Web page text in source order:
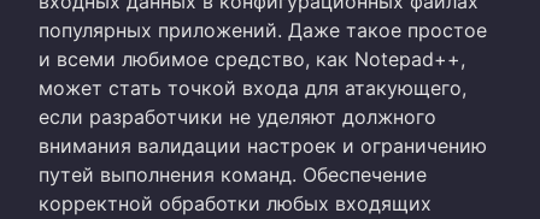
популярных приложений. Даже такое простое
и всеми любимое средство, как Notepad++,
может стать точкой входа для атакующего,
если разработчики не уделяют должного
внимания валидации настроек и ограничению
путей выполнения команд. Обеспечение
корректной обработки любых входящих